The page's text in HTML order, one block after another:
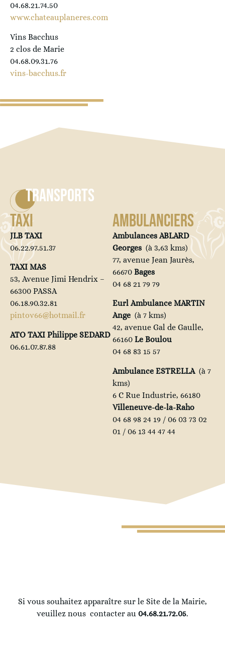
04.68.21.74.50
www.chateauplaneres.com
Vins Bacchus
2 clos de Marie
04.68.09.31.76
vins-bacchus.fr
TRANSPORTS
TAXI
JLB TAXI
06.22.97.51.37
TAXI MAS
53, Avenue Jimi Hendrix –
66300 PASSA
06.18.90.32.81
pintov66@hotmail.fr
ATO TAXI Philippe SEDARD
06.61.07.87.88
AMBULANCIERS
Ambulances ABLARD
Georges (à 3,63 kms)
77, avenue Jean Jaurès,
66670 Bages
04 68 21 79 79
Eurl Ambulance MARTIN
Ange (à 7 kms)
42, avenue Gal de Gaulle,
66160 Le Boulou
04 68 83 15 57
Ambulance ESTRELLA(à 7
kms)
6 C Rue Industrie, 66180
Villeneuve-de-la-Raho
04 68 98 24 19 / 06 03 73 02
01 / 06 13 44 47 44
Si vous souhaitez apparaître sur le Site de la Mairie,
veuillez nous contacter au 04.68.21.72.05.